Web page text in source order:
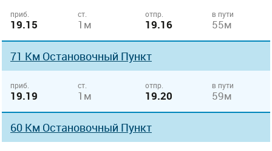
приб.
19.15
ст.
1м
отпр.
19.16
в пути
55м
71 Км Остановочный Пункт
приб.
19.19
ст.
1м
отпр.
19.20
в пути
59м
60 Км Остановочный Пункт